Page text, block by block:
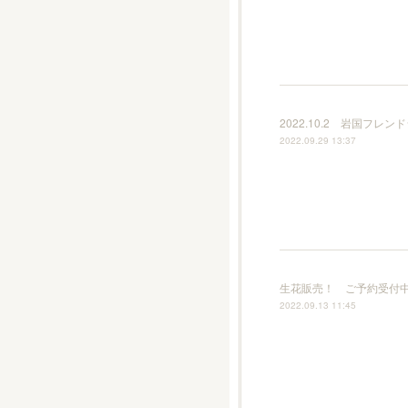
2022.10.2 岩国フレンド
2022.09.29 13:37
生花販売！ ご予約受付
2022.09.13 11:45